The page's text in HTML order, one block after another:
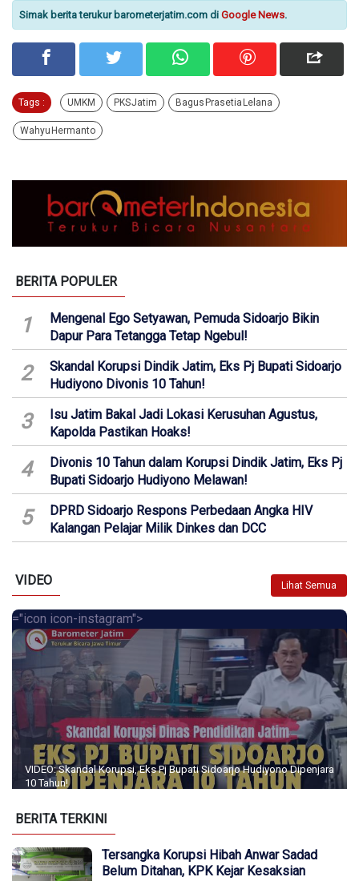
Simak berita terukur barometerjatim.com di Google News.
Tags : UMKM PKS Jatim Bagus Prasetia Lelana
Wahyu Hermanto
BERITA POPULER
1
Mengenal Ego Setyawan, Pemuda Sidoarjo Bikin
Dapur Para Tetangga Tetap Ngebul!
2
Skandal Korupsi Dindik Jatim, Eks Pj Bupati Sidoarjo
Hudiyono Divonis 10 Tahun!
3
Isu Jatim Bakal Jadi Lokasi Kerusuhan Agustus,
Kapolda Pastikan Hoaks!
4
Divonis 10 Tahun dalam Korupsi Dindik Jatim, Eks Pj
Bupati Sidoarjo Hudiyono Melawan!
5
DPRD Sidoarjo Respons Perbedaan Angka HIV
Kalangan Pelajar Milik Dinkes dan DCC
VIDEO Lihat Semua
="icon icon-instagram">
VIDEO: Skandal Korupsi, Eks Pj Bupati Sidoarjo Hudiyono Dipenjara
10 Tahun!
BERITA TERKINI
Tersangka Korupsi Hibah Anwar Sadad
Belum Ditahan, KPK Kejar Kesaksian